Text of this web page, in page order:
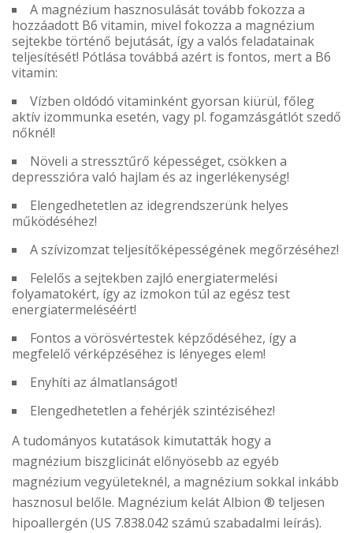
A magnézium hasznosulását tovább fokozza a
hozzáadott B6 vitamin, mivel fokozza a magnézium
sejtekbe történő bejutását, így a valós feladatainak
teljesítését! Pótlása továbbá azért is fontos, mert a B6
vitamin:
Vízben oldódó vitaminként gyorsan kiürül, főleg
aktív izommunka esetén, vagy pl. fogamzásgátlót szedő
nőknél!
Növeli a stressztűrő képességet, csökken a
depresszióra való hajlam és az ingerlékenység!
Elengedhetetlen az idegrendszerünk helyes
működéséhez!
A szívizomzat teljesítőképességének megőrzéséhez!
Felelős a sejtekben zajló energiatermelési
folyamatokért, így az izmokon túl az egész test
energiatermeléséért!
Fontos a vörösvértestek képződéséhez, így a
megfelelő vérképzéséhez is lényeges elem!
Enyhíti az álmatlanságot!
Elengedhetetlen a fehérjék szintéziséhez!
A tudományos kutatások kimutatták hogy a
magnézium biszglicinát előnyösebb az egyéb
magnézium vegyületeknél, a magnézium sokkal inkább
hasznosul belőle. Magnézium kelát Albion ® teljesen
hipoallergén (US 7.838.042 számú szabadalmi leírás).